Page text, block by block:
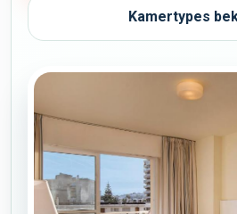
Kamertypes